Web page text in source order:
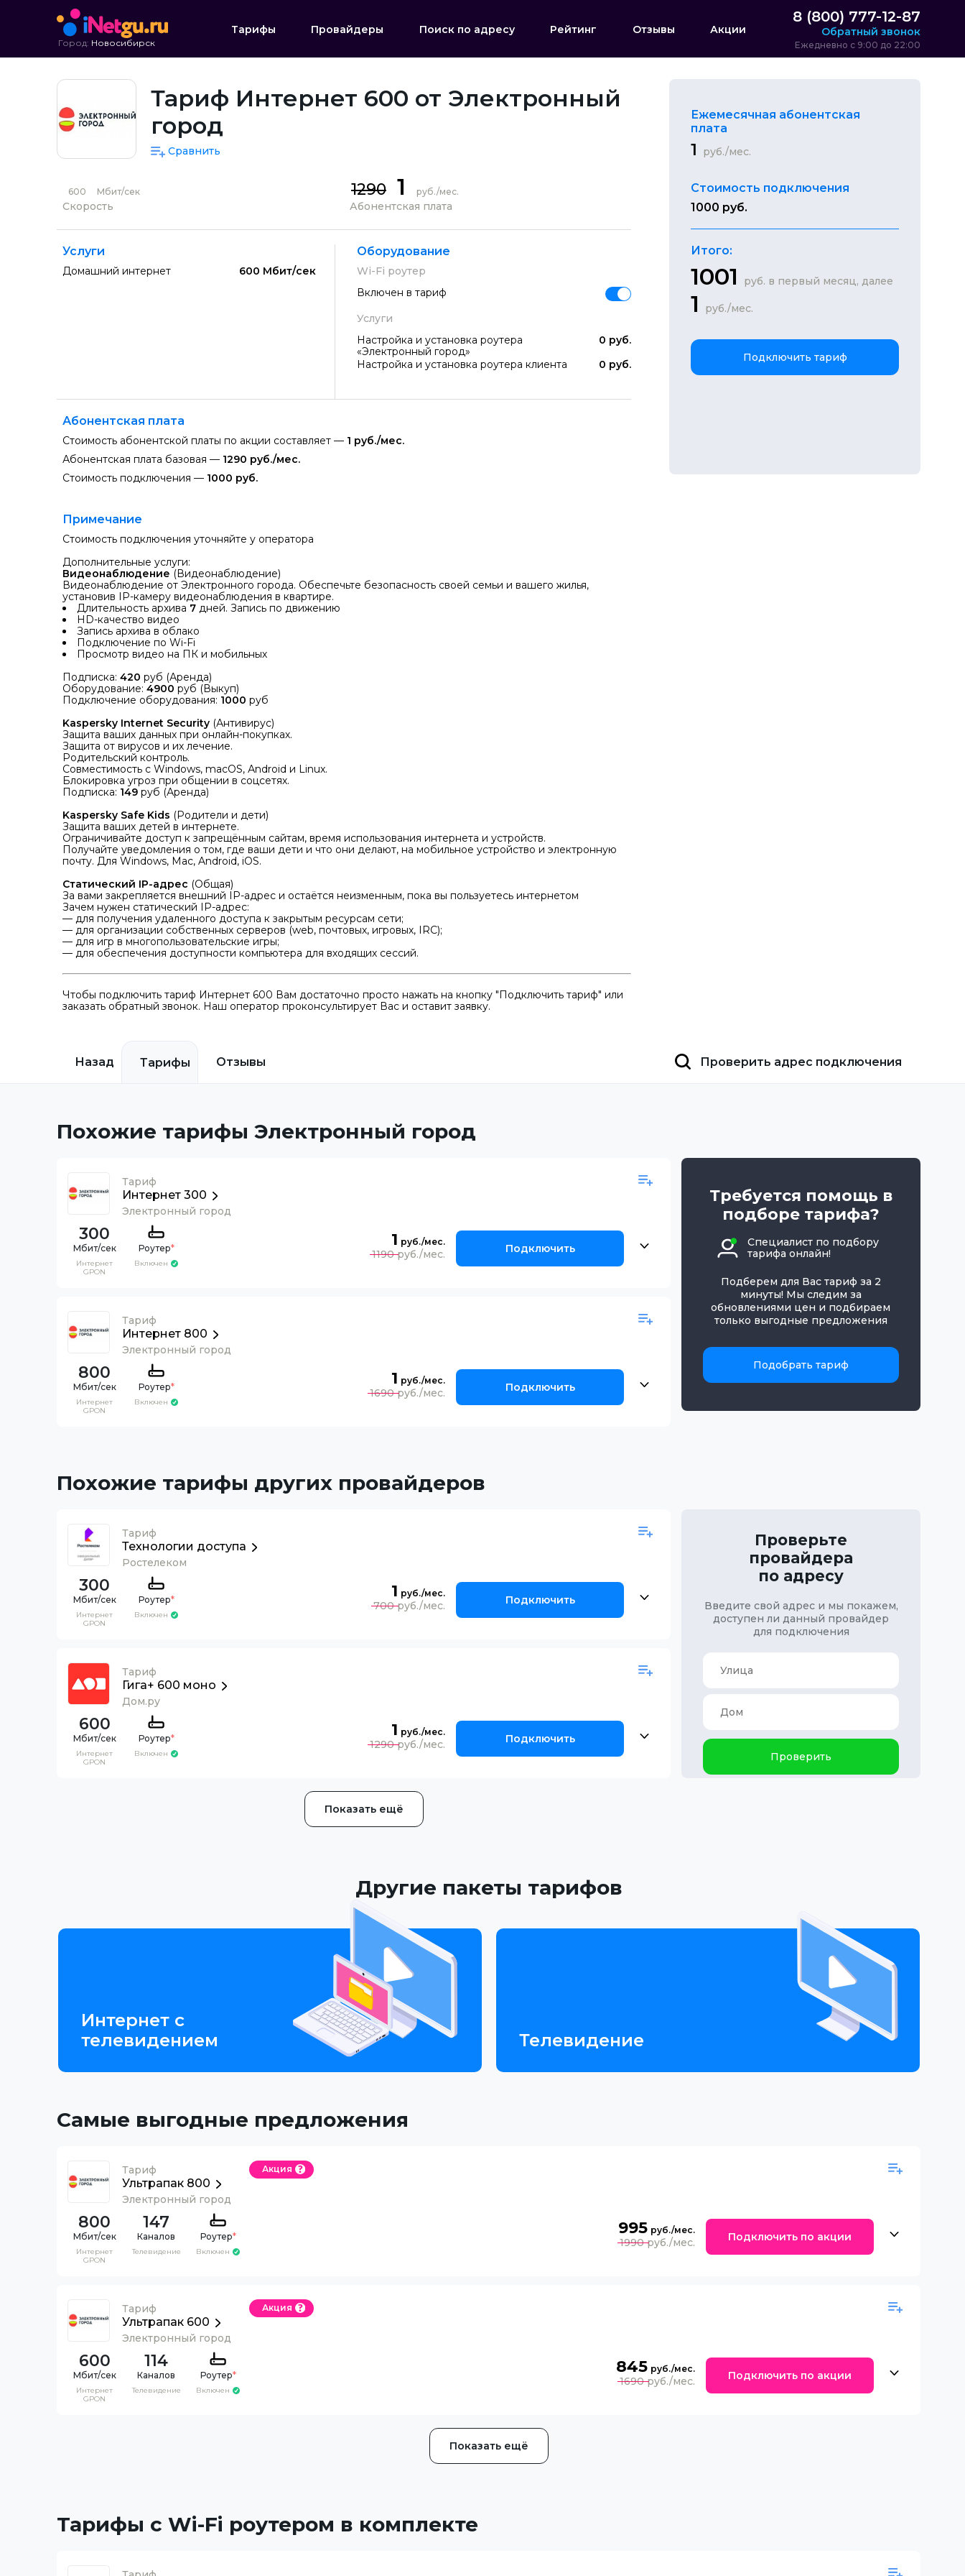
Город: Новосибирск
Тарифы Провайдеры Поиск по адресу Рейтинг Отзывы Акции
8 (800) 777-12-87
Обратный звонок
Ежедневно с 9:00 до 22:00
Тариф Интернет 600 от Электронный
город
Сравнить
600 Мбит/сек
Скорость
1290 1 руб./мес.
Абонентская плата
Услуги
Домашний интернет 600 Мбит/сек
Оборудование
Wi-Fi роутер
Включен в тариф
Услуги
Настройка и установка роутера
«Электронный город»
0 руб.
Настройка и установка роутера клиента
0 руб.
Абонентская плата
Стоимость абонентской платы по акции составляет — 1 руб./мес.
Абонентская плата базовая — 1290 руб./мес.
Стоимость подключения — 1000 руб.
Примечание
Стоимость подключения уточняйте у оператора
Дополнительные услуги:
Видеонаблюдение (Видеонаблюдение)
Видеонаблюдение от Электронного города. Обеспечьте безопасность своей семьи и вашего жилья,
установив IP-камеру видеонаблюдения в квартире.
Длительность архива 7 дней. Запись по движению
HD-качество видео
Запись архива в облако
Подключение по Wi-Fi
Просмотр видео на ПК и мобильных
Подписка: 420 руб (Аренда)
Оборудование: 4900 руб (Выкуп)
Подключение оборудования: 1000 руб
Kaspersky Internet Security (Антивирус)
Защита ваших данных при онлайн-покупках.
Защита от вирусов и их лечение.
Родительский контроль.
Совместимость с Windows, macOS, Аndroid и Linux.
Блокировка угроз при общении в соцсетях.
Подписка: 149 руб (Аренда)
Kaspersky Safe Kids (Родители и дети)
Защита ваших детей в интернете.
Ограничивайте доступ к запрещённым сайтам, время использования интернета и устройств.
Получайте уведомления о том, где ваши дети и что они делают, на мобильное устройство и электронную
почту. Для Windows, Mac, Android, iOS.
Статический IP-адрес (Общая)
За вами закрепляется внешний IP-адрес и остаётся неизменным, пока вы пользуетесь интернетом
Зачем нужен статический IP-адрес:
— для получения удаленного доступа к закрытым ресурсам сети;
— для организации собственных серверов (web, почтовых, игровых, IRC);
— для игр в многопользовательские игры;
— для обеспечения доступности компьютера для входящих сессий.
Чтобы подключить тариф Интернет 600 Вам достаточно просто нажать на кнопку "Подключить тариф" или
заказать обратный звонок. Наш оператор проконсультирует Вас и оставит заявку.
Ежемесячная абонентская
плата
1 руб./мес.
Стоимость подключения
1000 руб.
Итого:
1001 руб. в первый месяц, далее
1 руб./мес.
Подключить тариф
Назад Тарифы Отзывы Проверить адрес подключения
Похожие тарифы Электронный город
Тариф
Интернет 300
Электронный город
300
Интернет
GPON
Роутер*
Включен
1
1190 Подключить
Тариф
Интернет 800
Электронный город
800
Интернет
GPON
Роутер*
Включен
1
1690 Подключить
Требуется помощь в
подборе тарифа?
Специалист по подбору
тарифа онлайн!
Подберем для Вас тариф за 2
минуты! Мы следим за
обновлениями цен и подбираем
только выгодные предложения
Подобрать тариф
Похожие тарифы других провайдеров
Тариф
Технологии доступа
Ростелеком
300
Интернет
GPON
Роутер*
Включен
1
700 Подключить
Тариф
Гига+ 600 моно
Дом.ру
600
Интернет
GPON
Роутер*
Включен
1
1290 Подключить
Показать ещё
Проверьте
провайдера
по адресу
Введите свой адрес и мы покажем,
доступен ли данный провайдер
для подключения
Проверить
Другие пакеты тарифов
Интернет с
телевидением
Телевидение
Самые выгодные предложения
Тариф
Ультрапак 800
Электронный город
Акция
800
Интернет
GPON
147
Каналов
Телевидение
Роутер*
Включен
995
1990 Подключить по акции
Тариф
Ультрапак 600
Электронный город
Акция
600
Интернет
GPON
114
Каналов
Телевидение
Роутер*
Включен
845
1690 Подключить по акции
Показать ещё
Тарифы с Wi-Fi роутером в комплекте